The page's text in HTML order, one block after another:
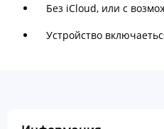
Без iСloud, или с
Устройство